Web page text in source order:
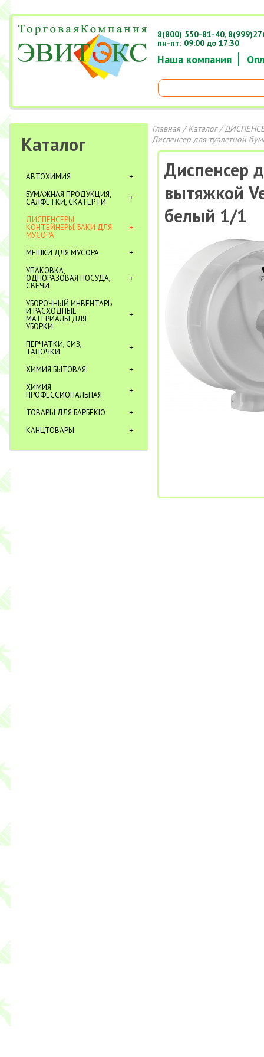
Наша компания
8(800) 550-81-40,
пн-пт: 09:00 до 17:30
Каталог
АВТОХИМИЯ
БУМАЖНАЯ ПРОДУКЦИЯ,
САЛФЕТКИ, СКАТЕРТИ
ДИСПЕНСЕРЫ,
КОНТЕЙНЕРЫ, БАКИ ДЛЯ
МУСОРА
МЕШКИ ДЛЯ МУСОРА
УПАКОВКА,
ОДНОРАЗОВАЯ ПОСУДА,
СВЕЧИ
УБОРОЧНЫЙ ИНВЕНТАРЬ
И РАСХОДНЫЕ
МАТЕРИАЛЫ ДЛЯ
УБОРКИ
ПЕРЧАТКИ, СИЗ,
ТАПОЧКИ
ХИМИЯ БЫТОВАЯ
ХИМИЯ
ПРОФЕССИОНАЛЬНАЯ
ТОВАРЫ ДЛЯ БАРБЕКЮ
КАНЦТОВАРЫ
Главная/Каталог/
Диспенсер для туалетной
Диспенсер
вытяжкой
белый 1/1